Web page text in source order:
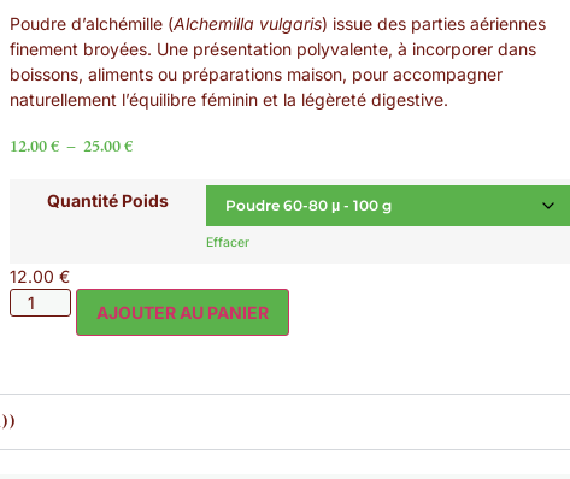
Poudre d’alchémille (Alchemilla vulgaris) issue des parties aériennes
finement broyées. Une présentation polyvalente, à incorporer dans
boissons, aliments ou préparations maison, pour accompagner
naturellement l’équilibre féminin et la légèreté digestive.
12.00 € – 25.00 €
Quantité Poids
Effacer
12.00 €
AJOUTER AU PANIER